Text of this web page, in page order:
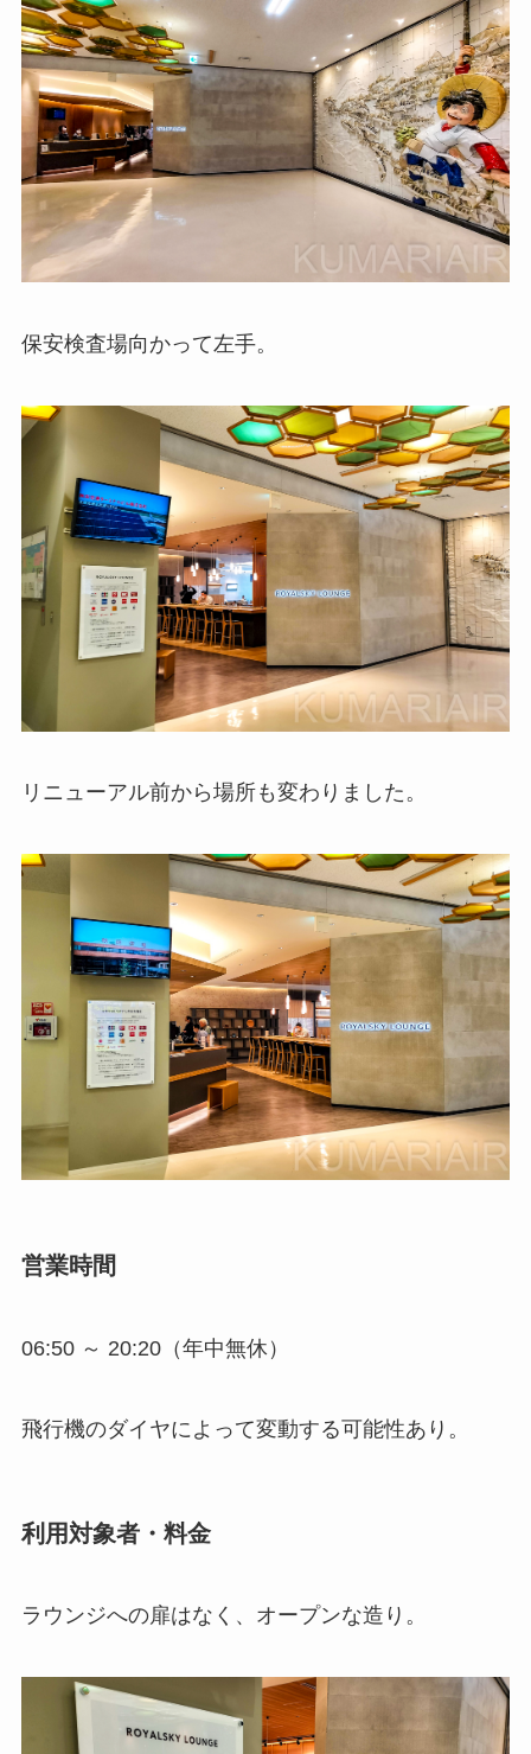
保安検査場向かって左手。
リニューアル前から場所も変わりました。
営業時間
06:50 ～ 20:20（年中無休）
飛行機のダイヤによって変動する可能性あり。
利用対象者・料金
ラウンジへの扉はなく、オープンな造り。